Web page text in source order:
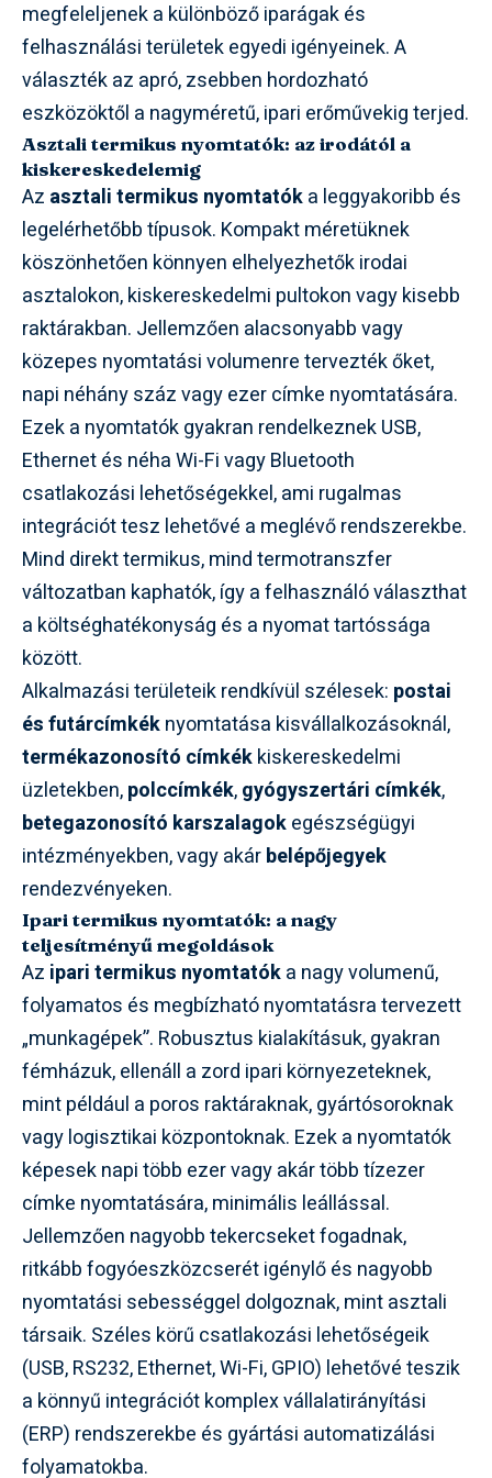
megfeleljenek a különböző iparágak és
felhasználási területek egyedi igényeinek. A
választék az apró, zsebben hordozható
eszközöktől a nagyméretű, ipari erőművekig terjed.
Asztali termikus nyomtatók: az irodától a
kiskereskedelemig
Az asztali termikus nyomtatóka leggyakoribb és
legelérhetőbb típusok. Kompakt méretüknek
köszönhetően könnyen elhelyezhetők irodai
asztalokon, kiskereskedelmi pultokon vagy kisebb
raktárakban. Jellemzően alacsonyabb vagy
közepes nyomtatási volumenre tervezték őket,
napi néhány száz vagy ezer címke nyomtatására.
Ezek a nyomtatók gyakran rendelkeznek USB,
Ethernet és néha Wi-Fi vagy Bluetooth
csatlakozási lehetőségekkel, ami rugalmas
integrációt tesz lehetővé a meglévő rendszerekbe.
Mind direkt termikus, mind termotranszfer
változatban kaphatók, így a felhasználó választhat
a költséghatékonyság és a nyomat tartóssága
között.
Alkalmazási területeik rendkívül szélesek: postai
és futárcímkéknyomtatása kisvállalkozásoknál,
termékazonosító címkékkiskereskedelmi
üzletekben,polccímkék,gyógyszertári címkék,
betegazonosító karszalagokegészségügyi
intézményekben, vagy akárbelépőjegyek
rendezvényeken.
Ipari termikus nyomtatók: a nagy
teljesítményű megoldások
Az ipari termikus nyomtatóka nagy volumenű,
folyamatos és megbízható nyomtatásra tervezett
„munkagépek”. Robusztus kialakításuk, gyakran
fémházuk, ellenáll a zord ipari környezeteknek,
mint például a poros raktáraknak, gyártósoroknak
vagy logisztikai központoknak. Ezek a nyomtatók
képesek napi több ezer vagy akár több tízezer
címke nyomtatására, minimális leállással.
Jellemzően nagyobb tekercseket fogadnak,
ritkább fogyóeszközcserét igénylő és nagyobb
nyomtatási sebességgel dolgoznak, mint asztali
társaik. Széles körű csatlakozási lehetőségeik
(USB, RS232, Ethernet, Wi-Fi, GPIO) lehetővé teszik
a könnyű integrációt komplex vállalatirányítási
(ERP) rendszerekbe és gyártási automatizálási
folyamatokba.